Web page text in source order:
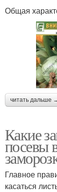
Общая
читать дальше
Какие
посевы
Главное
касаться